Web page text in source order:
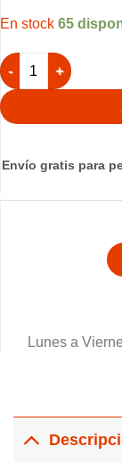
65
Rollo Papel
Envío gratis para
Lunes a